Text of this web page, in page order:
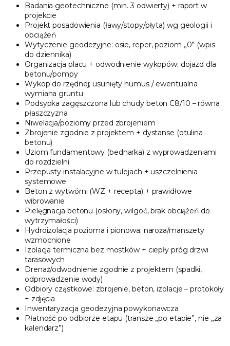
Badania geotechniczne (min. 3 odwierty) + raport w
projekcie
Projekt posadowienia (ławy/stopy/płyta) wg geologii i
obciążeń
Wytyczenie geodezyjne: osie, reper, poziom „0” (wpis
do dziennika)
Organizacja placu + odwodnienie wykopów; dojazd dla
betonu/pompy
Wykop do rzędnej; usunięty humus / ewentualna
wymiana gruntu
Podsypka zagęszczona lub chudy beton C8/10 – równa
płaszczyzna
Niwelacja/poziomy przed zbrojeniem
Zbrojenie zgodnie z projektem + dystanse (otulina
betonu)
Uziom fundamentowy (bednarka) z wyprowadzeniami
do rozdzielni
Przepusty instalacyjne w tulejach + uszczelnienia
systemowe
Beton z wytwórni (WZ + recepta) + prawidłowe
wibrowanie
Pielęgnacja betonu (osłony, wilgoć, brak obciążeń do
wytrzymałości)
Hydroizolacja pozioma i pionowa; naroża/manszety
wzmocnione
Izolacja termiczna bez mostków + ciepły próg drzwi
tarasowych
Drenaż/odwodnienie zgodnie z projektem (spadki,
odprowadzenie wody)
Odbiory cząstkowe: zbrojenie, beton, izolacje – protokoły
+ zdjęcia
Inwentaryzacja geodezyjna powykonawcza
Płatność po odbiorze etapu (transze „po etapie”, nie „za
kalendarz”)